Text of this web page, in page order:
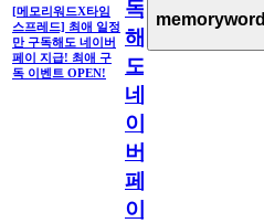
[메모리워드X타임
스프레드] 최애 일정
만 구독해도 네이버
페이 지급! 최애 구
독 이벤트 OPEN!
독
해
도
네
이
버
페
이
memoryword